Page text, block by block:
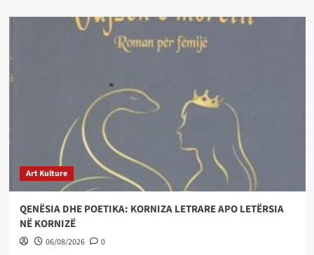
Art Kulture
QENËSIA DHE POETIKA: KORNIZA LETRARE APO LETËRSIA
NË KORNIZË
06/08/2026 0